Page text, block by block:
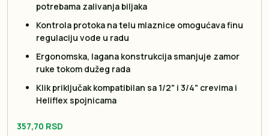
potrebama zalivanja biljaka
Kontrola protoka na telu mlaznice omogućava finu
regulaciju vode u radu
Ergonomska, lagana konstrukcija smanjuje zamor
ruke tokom dužeg rada
Klik priključak kompatibilan sa 1/2" i 3/4" crevima i
Heliflex spojnicama
357,70 RSD